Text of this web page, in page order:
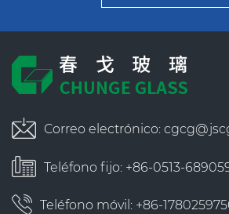
Correo electrónico:
Teléfono fijo: +86-0513-
Teléfono móvil: +86-